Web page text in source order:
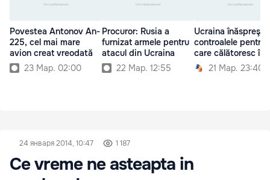
Povestea Antonov An-
225, cel mai mare
avion creat vreodată
23 Мар. 02:00
Procuror: Rusia a
furnizat armele pentru
atacul din Ucraina
22 Мар. 12:55
Ucraina înăspreşte
controalele pentru
care călătoresc în
21 Мар. 23:40
24 января 2014, 10:47 1 187
Ce vreme ne asteapta in